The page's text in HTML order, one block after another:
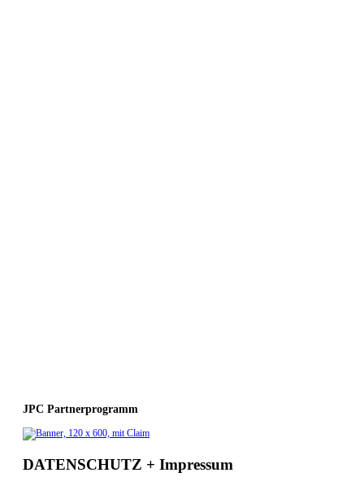
JPC Partnerprogramm
DATENSCHUTZ + Impressum